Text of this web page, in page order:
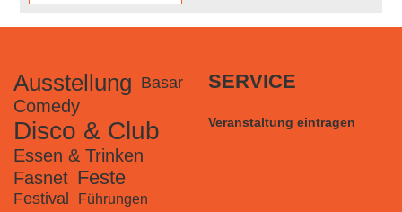
Ausstellung Basar
Comedy
Disco & Club
Essen & Trinken
Fasnet Feste
Festival Führungen
SERVICE
Veranstaltung eintragen